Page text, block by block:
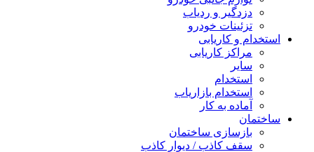
دزدگیر و ردیاب
تزئینات خودرو
استخدام و کاریابی
مراکز کاریابی
سایر
استخدام
استخدام بازاریاب
آماده به کار
ساختمان
بازسازی ساختمان
سقف کاذب / دیوار کاذب